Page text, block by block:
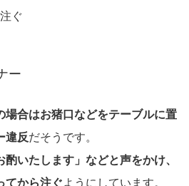
ぐ
ー
場合はお猪口などをテーブルに置
違反だそうです。
酌いたします」などと声をかけ、
てから注ぐようにしています。